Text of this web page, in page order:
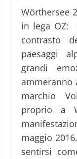
Wörthersee
in lega OZ:
contrasto
paesaggi
grandi
ammeranno
marchio
proprio a
maggio
sentirsi